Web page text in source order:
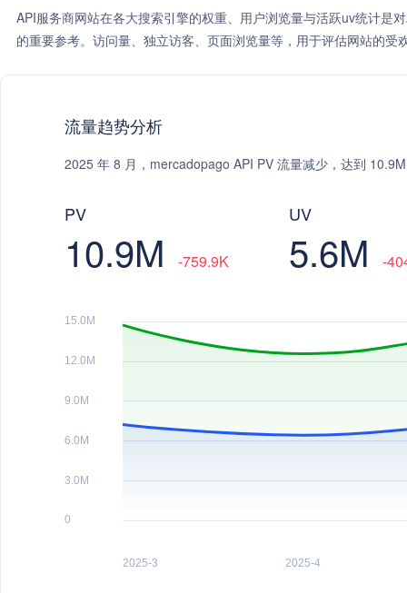
API服务商网站在各大搜索引擎的权重、用户浏览量与活跃uv统计是
的重要参考。访问量、独立访客、页面浏览量等，用于评估网站的
流量趋势分析
2025 年 8 月，mercadopago API PV 流量减少，达到
PV
10.9M -759.9K
UV
5.6M -